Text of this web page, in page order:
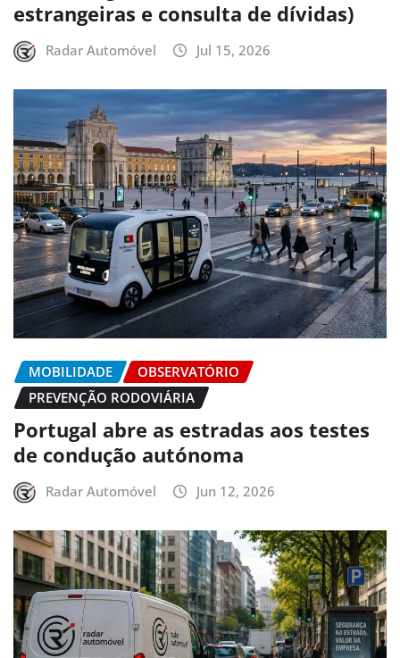
estrangeiras e consulta de dívidas)
Radar Automóvel Jul 15, 2026
MOBILIDADE
OBSERVATÓRIO
PREVENÇÃO RODOVIÁRIA
Portugal abre as estradas aos testes
de condução autónoma
Radar Automóvel Jun 12, 2026